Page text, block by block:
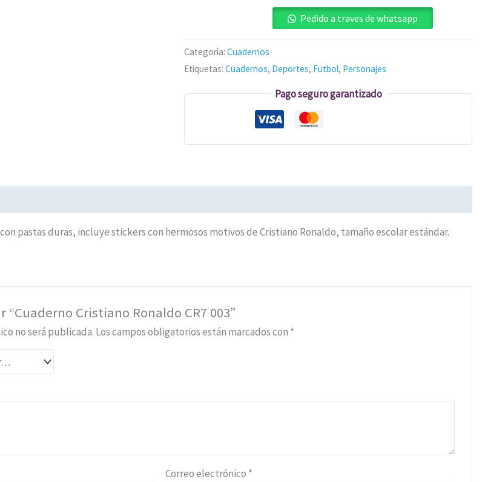
Pedido a traves de whatsapp
Categoría:Cuadernos
Etiquetas:Cuadernos, Deportes, Futbol, Personajes
Pago seguro garantizado
pastas duras, incluye stickers con hermosos motivos de Cristiano Ronaldo, tamaño escolar estándar.
Cristiano Ronaldo CR7 003”
no será publicada. Los campos obligatorios están marcados con *
Correo electrónico *